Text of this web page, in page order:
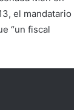
el mandatario
“un fiscal